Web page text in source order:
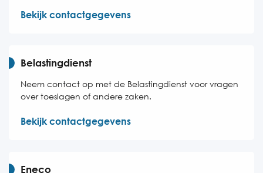
Bekijk contactgegevens
Belastingdienst
Neem contact op met de Belastingdienst voor vragen
over toeslagen of andere zaken.
Bekijk contactgegevens
Eneco